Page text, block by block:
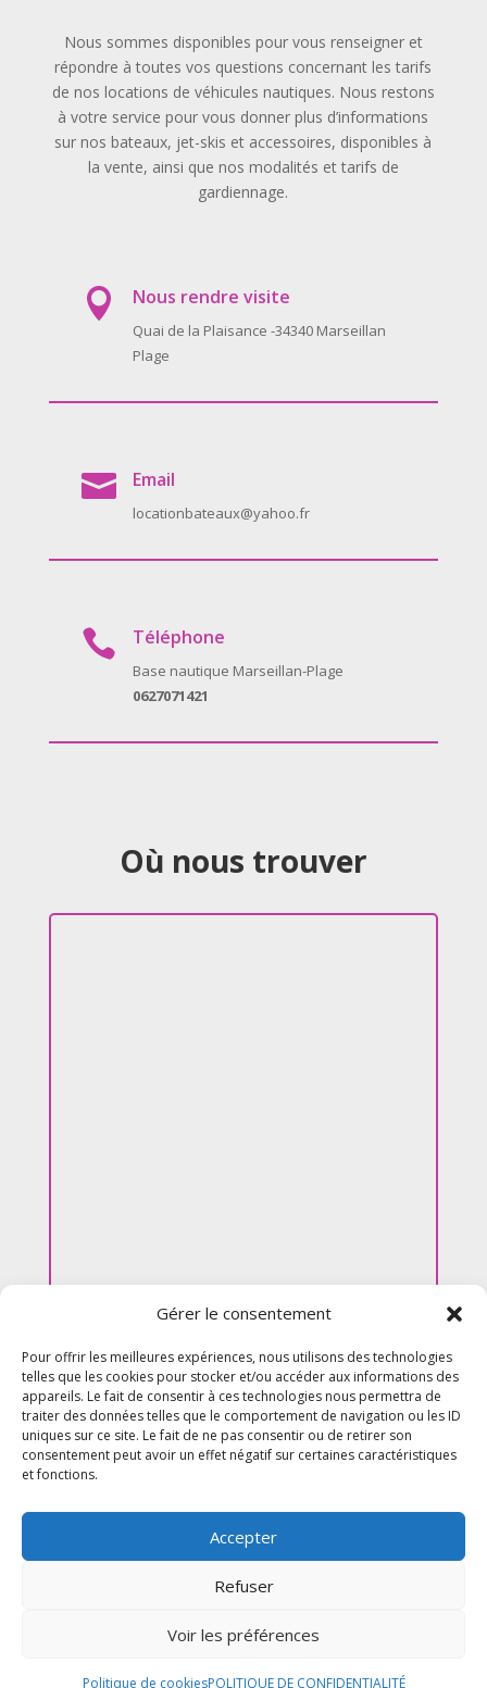
Gérer le consentement
Pour offrir les meilleures expériences, nous utilisons des technologies
telles que les cookies pour stocker et/ou accéder aux informations des
appareils. Le fait de consentir à ces technologies nous permettra de
traiter des données telles que le comportement de navigation ou les ID
uniques sur ce site. Le fait de ne pas consentir ou de retirer son
consentement peut avoir un effet négatif sur certaines caractéristiques
et fonctions.
Accepter
Refuser
Voir les préférences
Politique de cookiesPOLITIQUE DE CONFIDENTIALITÉ
Nous sommes disponibles pour vous renseigner et
répondre à toutes vos questions concernant les tarifs
de nos locations de véhicules nautiques. Nous restons
à votre service pour vous donner plus d’informations
sur nos bateaux, jet-skis et accessoires, disponibles à
la vente, ainsi que nos modalités et tarifs de
gardiennage.
 Nous rendre visite
Quai de la Plaisance -34340 Marseillan
Plage
 Email
locationbateaux@yahoo.fr
 Téléphone
Base nautique Marseillan-Plage
0627071421
Où nous trouver
© 2026 M Development–Mentions légales